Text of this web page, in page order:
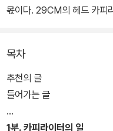
몫이다. 29CM의 헤드 카피
11년 차 카피라이터 오하림
라이터라고 하면 누구나 떠
안, 번아웃, 확신과 의심 등)
목차
추천의 글
들어가는 글
1부. 카피라이터의 일